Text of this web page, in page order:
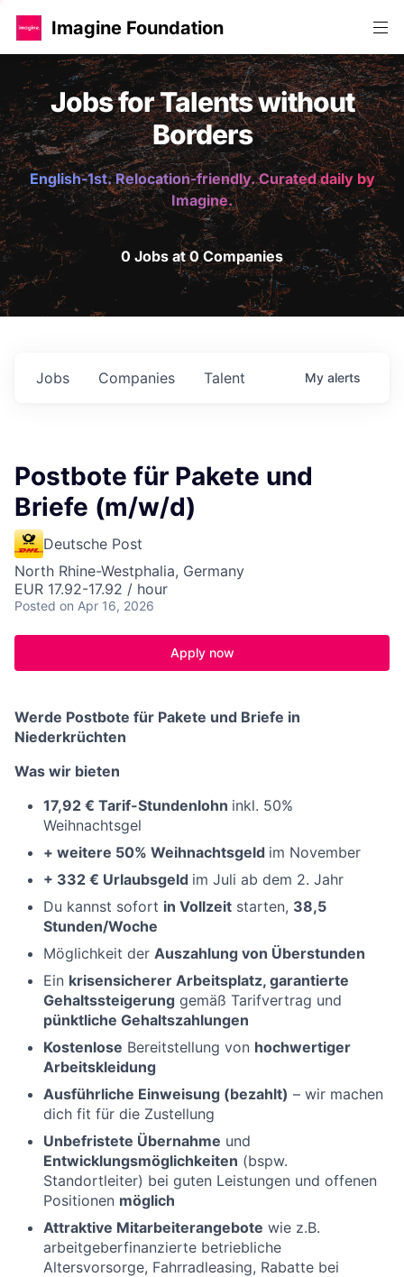
Imagine Foundation
Jobs for Talents without
Borders
English-1st. Relocation-friendly. Curated daily by
Imagine.
0 Jobs at 0 Companies
Jobs Companies Talent My alerts
Postbote für Pakete und
Briefe (m/w/d)
Deutsche Post
North Rhine-Westphalia, Germany
EUR 17.92-17.92 / hour
Posted on Apr 16, 2026
Apply now
Werde Postbote für Pakete und Briefe in
Niederkrüchten
Was wir bieten
17,92 € Tarif-Stundenlohn inkl. 50%
Weihnachtsgel
+ weitere 50% Weihnachtsgeld im November
+ 332 € Urlaubsgeld im Juli ab dem 2. Jahr
Du kannst sofort in Vollzeit starten, 38,5
Stunden/Woche
Möglichkeit der Auszahlung von Überstunden
Ein krisensicherer Arbeitsplatz, garantierte
Gehaltssteigerung gemäß Tarifvertrag und
pünktliche Gehaltszahlungen
Kostenlose Bereitstellung von hochwertiger
Arbeitskleidung
Ausführliche Einweisung (bezahlt) – wir machen
dich fit für die Zustellung
Unbefristete Übernahme und
Entwicklungsmöglichkeiten (bspw.
Standortleiter) bei guten Leistungen und offenen
Positionen möglich
Attraktive Mitarbeiterangebote wie z.B.
arbeitgeberfinanzierte betriebliche
Altersvorsorge, Fahrradleasing, Rabatte bei